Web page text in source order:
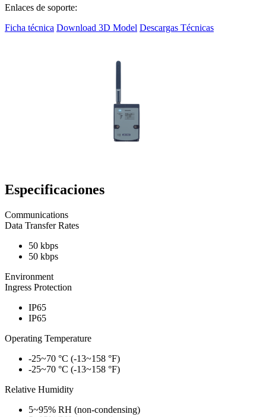
Enlaces de soporte:
Ficha técnica Download 3D Model Descargas Técnicas
Especificaciones
Communications
Data Transfer Rates
50 kbps
50 kbps
Environment
Ingress Protection
IP65
IP65
Operating Temperature
-25~70 °C (-13~158 °F)
-25~70 °C (-13~158 °F)
Relative Humidity
5~95% RH (non-condensing)